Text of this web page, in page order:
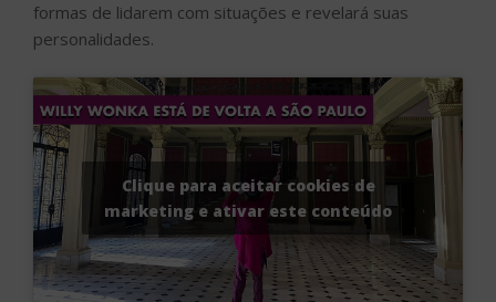
formas de lidarem com situações e revelará suas
personalidades.
Clique para aceitar cookies de
marketing e ativar este conteúdo